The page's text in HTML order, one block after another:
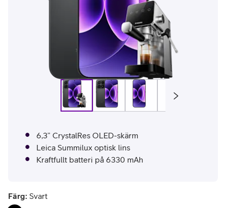
6,3” CrystalRes OLED-skärm
Leica Summilux optisk lins
Kraftfullt batteri på 6330 mAh
Färg: Svart